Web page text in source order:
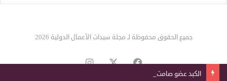
الكبد عضو صامت.. 8 إشارات تكشف تدهور وظائفه
جميع الحقوق محفوظة لـ مجلة سيدات الأعمال الدولية 2026
فيسبوك
‫X انستقرام